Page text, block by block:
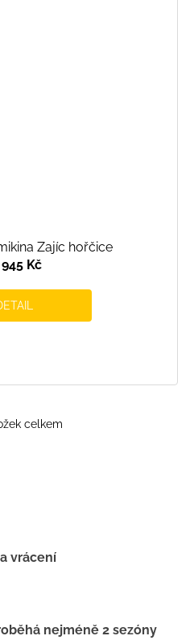
Zajíc hořčice
945 Kč
O
í
k
celkem
vrácení
nejméně 2 sezóny